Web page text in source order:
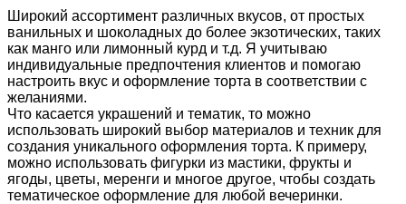
Широкий ассортимент различных вкусов, от простых
ванильных и шоколадных до более экзотических, таких
как манго или лимонный курд и т.д. Я учитываю
индивидуальные предпочтения клиентов и помогаю
настроить вкус и оформление торта в соответствии с
желаниями.
Что касается украшений и тематик, то можно
использовать широкий выбор материалов и техник для
создания уникального оформления торта. К примеру,
можно использовать фигурки из мастики, фрукты и
ягоды, цветы, меренги и многое другое, чтобы создать
тематическое оформление для любой вечеринки.